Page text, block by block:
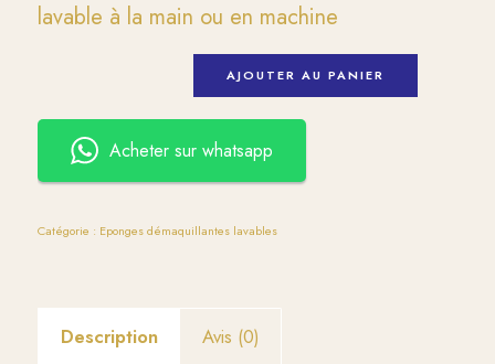
lavable à la main ou en machine
AJOUTER AU PANIER
Acheter sur whatsapp
Catégorie : Eponges démaquillantes lavables
Description Avis (0)